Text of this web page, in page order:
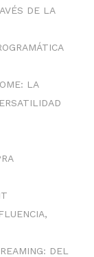
DE LA
LA
DEL